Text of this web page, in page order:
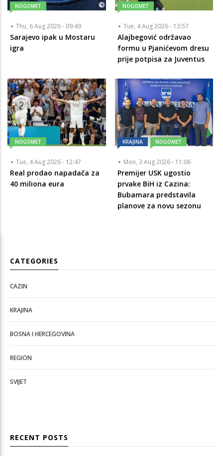
NOGOMET
Thu, 6 Aug 2026 - 09:49
Sarajevo ipak u Mostaru
igra
NOGOMET
Tue, 4 Aug 2026 - 13:57
Alajbegović održavao
formu u Pjanićevom dresu
prije potpisa za Juventus
NOGOMET
Tue, 4 Aug 2026 - 12:47
Real prodao napadača za
40 miliona eura
KRAJINA NOGOMET
Mon, 3 Aug 2026 - 11:06
Premijer USK ugostio
prvake BiH iz Cazina:
Bubamara predstavila
planove za novu sezonu
CATEGORIES
CAZIN
KRAJINA
BOSNA I HERCEGOVINA
REGION
SVIJET
RECENT POSTS